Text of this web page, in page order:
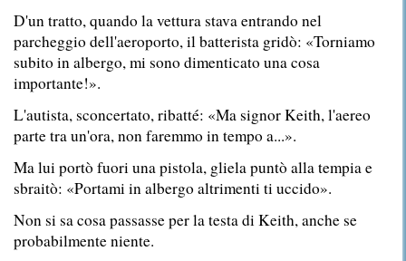
D'un tratto, quando la vettura stava entrando nel
parcheggio dell'aeroporto, il batterista gridò: «Torniamo
subito in albergo, mi sono dimenticato una cosa
importante!».
L'autista, sconcertato, ribatté: «Ma signor Keith, l'aereo
parte tra un'ora, non faremmo in tempo a...».
Ma lui portò fuori una pistola, gliela puntò alla tempia e
sbraitò: «Portami in albergo altrimenti ti uccido».
Non si sa cosa passasse per la testa di Keith, anche se
probabilmente niente.